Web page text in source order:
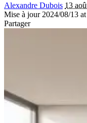
Alexandre Dubois 13
Mise à jour 2024/08/13
Partager